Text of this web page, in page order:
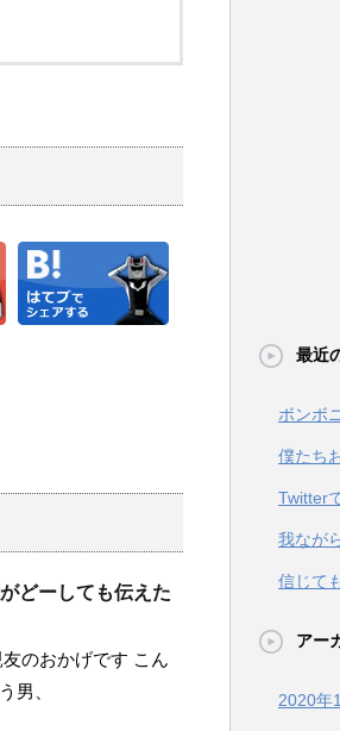
どーしても伝えた
のおかげです こん
男、
最近
ボンボ
僕たち
Twitter
我なが
信じて
アー
2020年